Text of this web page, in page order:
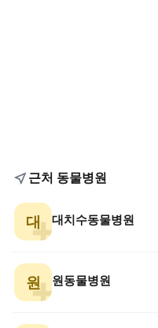
근처 동물병원
대 대치수동물병원
원 원동물병원